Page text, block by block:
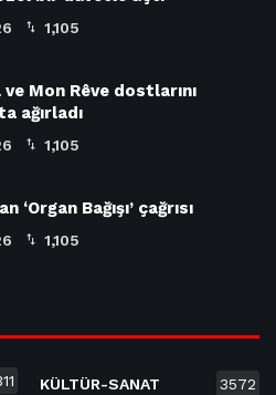
1,105
Mon Rêve dostlarını
ağırladı
1,105
‘Organ Bağışı’ çağrısı
1,105
KÜLTÜR-SANAT 3572